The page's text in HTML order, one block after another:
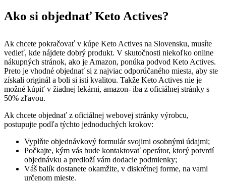
Ako si objednať Keto Actives?
Ak chcete pokračovať v kúpe Keto Actives na Slovensku, musíte
vedieť, kde nájdete dobrý produkt. V skutočnosti niekoľko online
nákupných stránok, ako je Amazon, ponúka podvod Keto Actives.
Preto je vhodné objednať si z najviac odporúčaného miesta, aby ste
získali originál a boli si istí kvalitou. Takže Keto Actives nie je
možné kúpiť v žiadnej lekárni, amazon- iba z oficiálnej stránky s
50% zľavou.
Ak chcete objednať z oficiálnej webovej stránky výrobcu,
postupujte podľa týchto jednoduchých krokov:
Vyplňte objednávkový formulár svojimi osobnými údajmi;
Počkajte, kým vás bude kontaktovať operátor, ktorý potvrdí
objednávku a predloží vám dodacie podmienky;
Váš balík dostanete okamžite, v diskrétnej forme, na vami
určenom mieste.